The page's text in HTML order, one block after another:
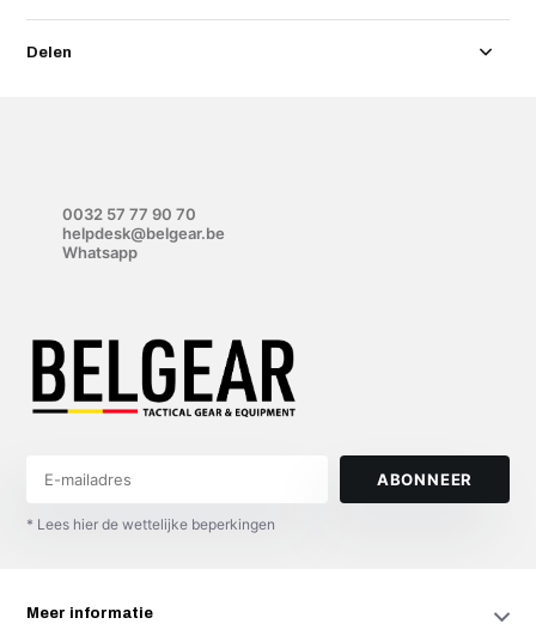
Delen
0032 57 77 90 70
helpdesk@belgear.be
Whatsapp
ABONNEER
* Lees hier de wettelijke beperkingen
Meer informatie